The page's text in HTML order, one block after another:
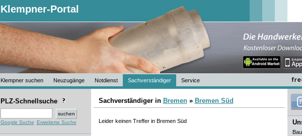
Klempner-Portal
Klempner suchen Neuzugänge Notdienst Sachverständiger Service
PLZ-Schnellsuche
Google Suche Erweiterte Suche
Sachverständiger in Bremen» Bremen Süd
Leider keinen Treffer in Bremen Süd